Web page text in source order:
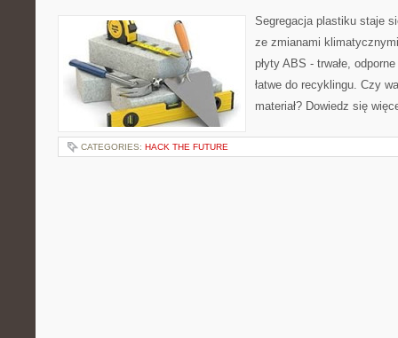
Segregacja plastiku staje
ze zmianami
płyty ABS - trwałe,
łatwe do recyklingu. Czy
materiał? Dowiedz się
CATEGORIES: HACK THE FUTURE